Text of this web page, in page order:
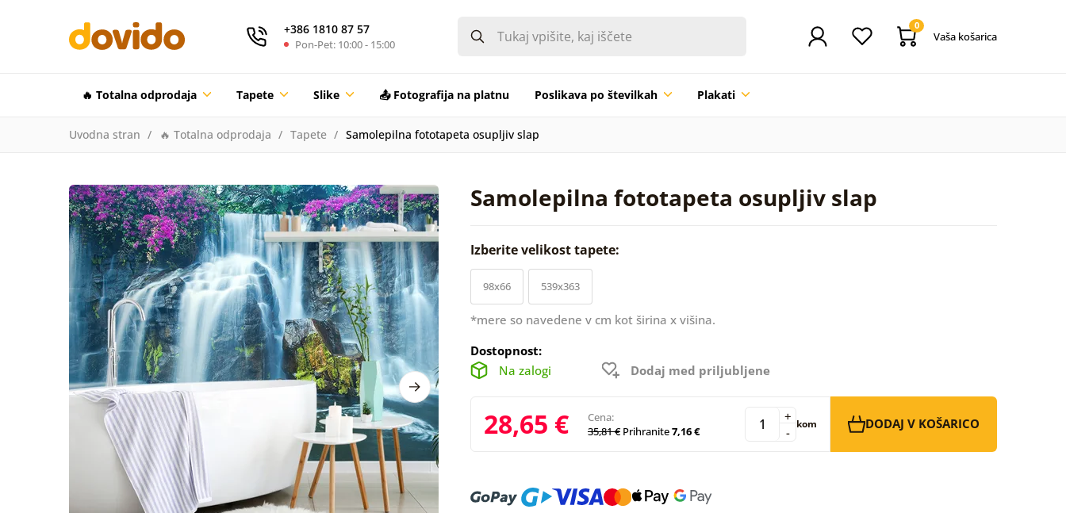
+386 1810 87 57
Pon-Pet: 10:00 - 15:00
0
Vaša košarica
🔥 Totalna odprodaja Tapete Slike 📤 Fotografija na platnu Poslikava po številkah Plakati
Uvodna stran 🔥 Totalna odprodaja Tapete Samolepilna fototapeta osupljiv slap
Samolepilna fototapeta osupljiv slap
Izberite velikost tapete:
98x66 539x363
*mere so navedene v cm kot širina x višina.
Dostopnost:
Na zalogi
Dodaj med priljubljene
28,65 €
Cena:
35,81 € Prihranite7,16 € -
+ kom DODAJ V KOŠARICO